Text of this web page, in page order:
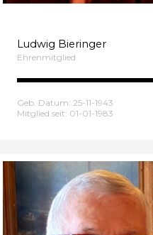
Ludwig Bieringer
Ehrenmitglied
Geb. Datum: 25-11-1943
Mitglied seit: 01-01-1983